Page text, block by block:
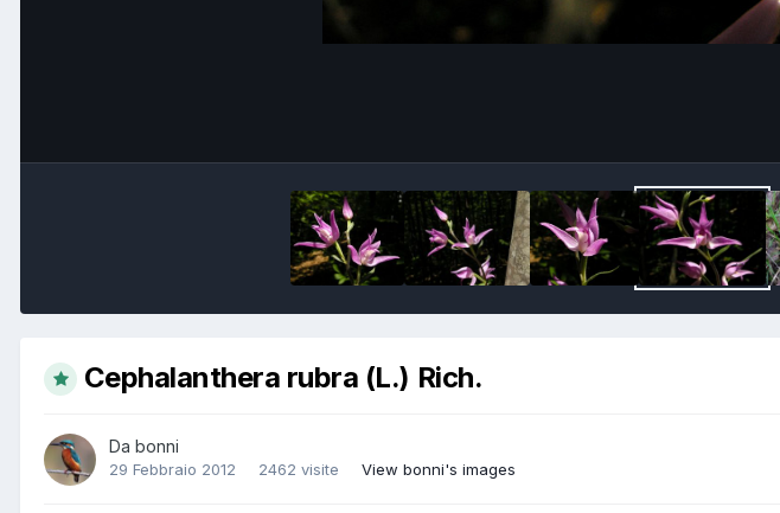
Cephalanthera rubra (L.) Rich.
Da bonni
29 Febbraio 2012 2462 visite View bonni's images